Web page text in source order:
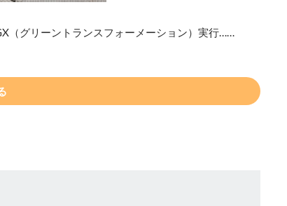
（グリーントランスフォーメーション）実行……